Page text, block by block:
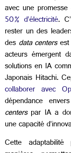
avec une
50% d’électricité.
rester un des
des data centersest
acteurs émergent
solutions en IA
Japonais Hitachi.
collaborer avec
dépendance
centerspar IA a
une capacité
Cette